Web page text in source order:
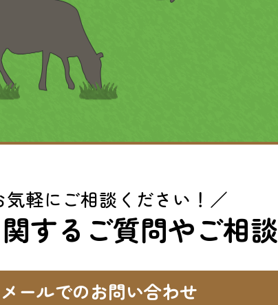
気軽にご相談ください！／
するご質問やご相談
メールでのお問い合わせ